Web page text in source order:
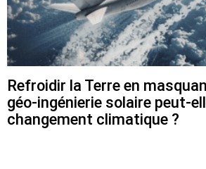
Refroidir la Terre en
géo-ingénierie solaire peut-
changement climatique ?